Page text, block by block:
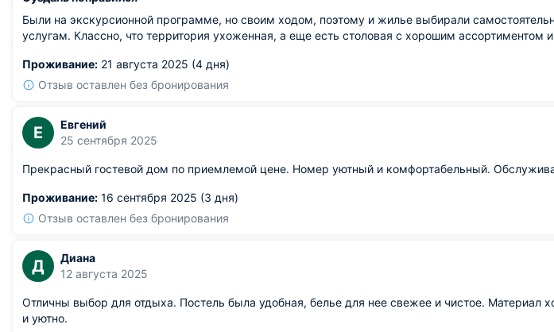
Были на экскурсионной программе, но своим ходом, поэтому и жилье выбирали
услугам. Классно, что территория ухоженная, а еще есть столовая с хорошим ассортиментом
Проживание: 21 августа 2025 (4 дня)
Отзыв оставлен без бронирования
Е
Евгений
25 сентября 2025
Прекрасный гостевой дом по приемлемой цене. Номер уютный и комфортабельный.
Проживание: 16 сентября 2025 (3 дня)
Отзыв оставлен без бронирования
Д
Диана
12 августа 2025
Отличны выбор для отдыха. Постель была удобная, белье для нее свежее и чистое. Материал
и уютно.